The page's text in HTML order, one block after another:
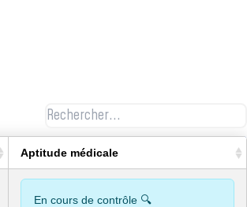
Aptitude médicale
En cours de contrôle 🔍